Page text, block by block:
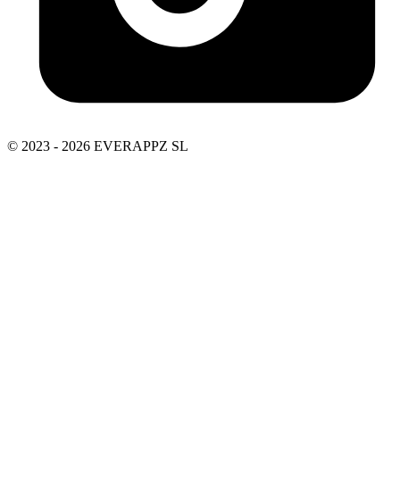
© 2023 - 2026 EVERAPPZ SL